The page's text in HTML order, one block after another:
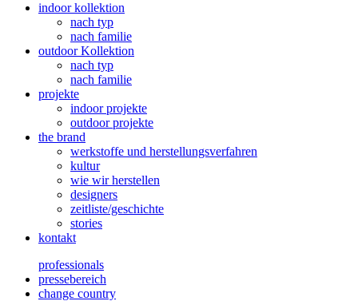
indoor kollektion
nach typ
nach familie
outdoor Kollektion
nach typ
nach familie
projekte
indoor projekte
outdoor projekte
the brand
werkstoffe und herstellungsverfahren
kultur
wie wir herstellen
designers
zeitliste/geschichte
stories
kontakt
professionals
pressebereich
change country